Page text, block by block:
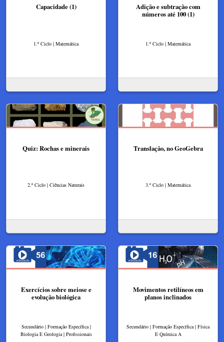
Capacidade (1)
1.º Ciclo | Matemática
Adição e subtração com
números até 100 (1)
1.º Ciclo | Matemática
Quiz: Rochas e minerais
2.º Ciclo | Ciências Naturais
Translação, no GeoGebra
3.º Ciclo | Matemática
Exercícios sobre meiose e
evolução biológica
Secundário | Formação Específica |
Biologia E Geologia | Profissionais
Movimentos retilíneos em
planos inclinados
Secundário | Formação Específica | Física
E Química A